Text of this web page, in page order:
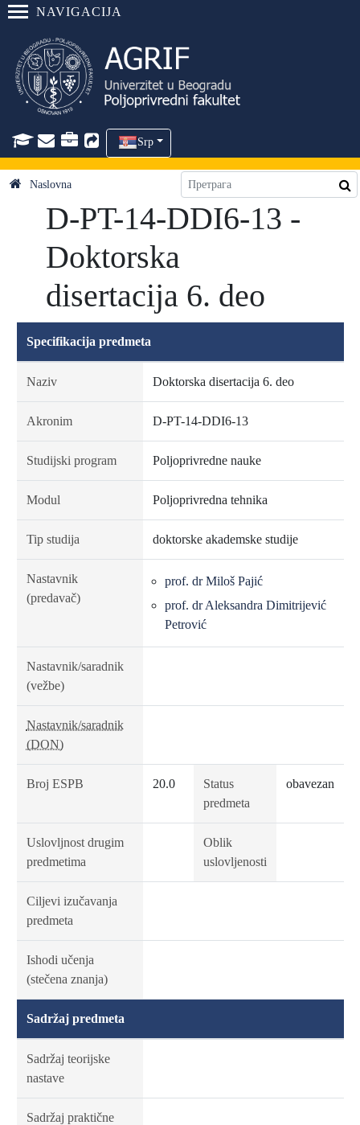
NAVIGACIJA
Srp
Naslovna
D-PT-14-DDI6-13 -
Doktorska
disertacija 6. deo
Specifikacija predmeta
Naziv Doktorska disertacija 6. deo
Akronim D-PT-14-DDI6-13
Studijski program Poljoprivredne nauke
Modul Poljoprivredna tehnika
Tip studija doktorske akademske studije
Nastavnik
(predavač)
prof. dr Miloš Pajić
prof. dr Aleksandra Dimitrijević
Petrović
Nastavnik/saradnik
(vežbe)
Nastavnik/saradnik
(DON)
Broj ESPB 20.0
Status
predmeta
obavezan
Uslovljnost drugim
predmetima
Oblik
uslovljenosti
Ciljevi izučavanja
predmeta
Ishodi učenja
(stečena znanja)
Sadržaj predmeta
Sadržaj teorijske
nastave
Sadržaj praktične